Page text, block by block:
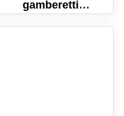
gamberetti
cremosissimo!